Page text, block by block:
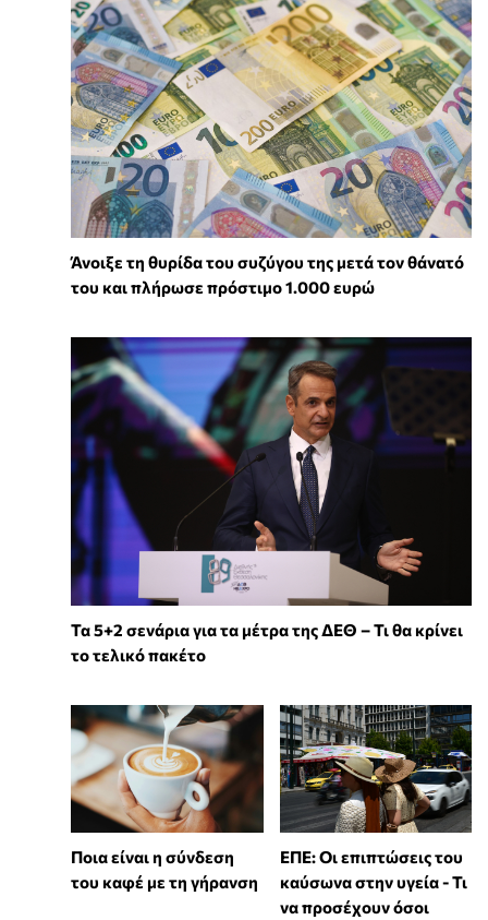
Άνοιξε τη θυρίδα του συζύγου της μετά τον θάνατό
του και πλήρωσε πρόστιμο 1.000 ευρώ
Τα 5+2 σενάρια για τα μέτρα της ΔΕΘ – Τι θα κρίνει
το τελικό πακέτο
Ποια είναι η σύνδεση
του καφέ με τη γήρανση
ΕΠΕ: Οι επιπτώσεις του
καύσωνα στην υγεία - Τι
να προσέχουν όσοι